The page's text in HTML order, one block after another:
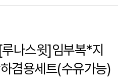
[루나스윗]임부복*지
겸용세트(수유가능)